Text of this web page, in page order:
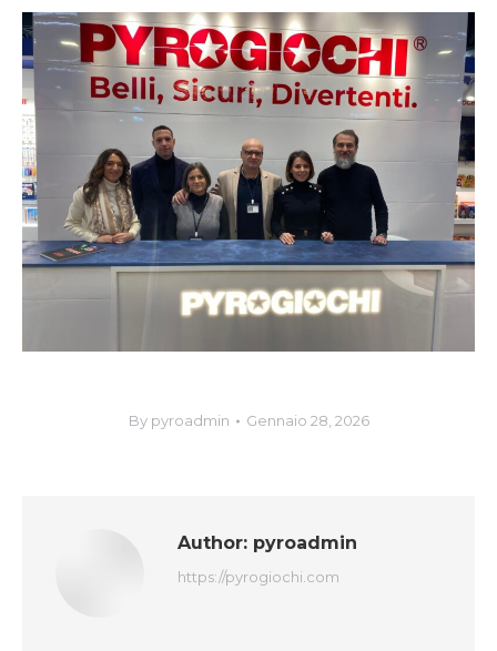
By pyroadmin Gennaio 28, 2026
Author: pyroadmin
https://pyrogiochi.com